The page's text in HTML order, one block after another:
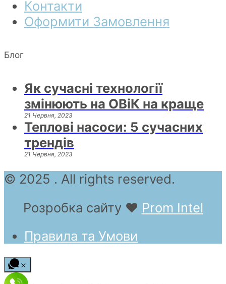
Контакти
Оформити Замовлення
Блог
Як сучасні технології
змінюють на ОВіК на краще
21 Червня, 2023
Теплові насоси: 5 сучасних
трендів
21 Червня, 2023
© 2025 . All rights reserved.
Розробка сайту ❤ Prom Intel
Правила та Умови